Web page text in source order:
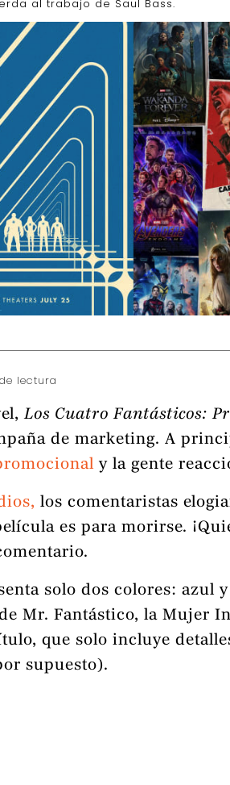
al trabajo de Saul Bass.
lectura
Los Cuatro Fantásticos:
de marketing. A
y la gente
los comentaristas
es para morirse.
solo dos colores: azul
Mr. Fantástico, la Mujer
que solo incluye
supuesto).